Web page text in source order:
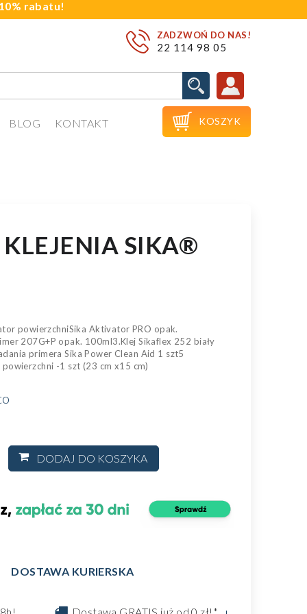
rabatu!
ZADZWOŃ DO NAS!
22 114 98 05
BLOG KONTAKT  KOSZYK
SIKA®
powierzchniSika Aktivator PRO opak.
207G+P opak. 100ml3.Klej Sikaflex 252 biały
primera Sika Power Clean Aid 1 szt5
-1 szt (23 cm x15 cm)
DODAJ DO KOSZYKA
DOSTAWA KURIERSKA
Dostawa GRATIS już od 0 zł!*